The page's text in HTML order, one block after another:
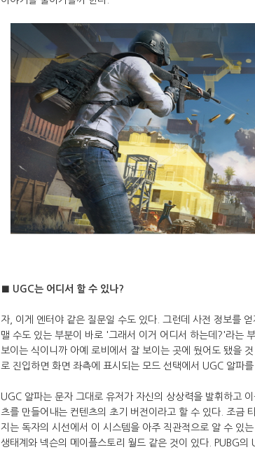
■ UGC는 어디서 할 수 있나?
자, 이게 엔터야 같은 질문일 수도 있다. 그런데 사전 정보를
맬 수도 있는 부분이 바로 '그래서 이거 어디서 하는데?'라는
보이는 식이니까 아예 로비에서 잘 보이는 곳에 뒀어도 됐을
로 진입하면 화면 좌측에 표시되는 모드 선택에서 UGC 알파를
UGC 알파는 문자 그대로 유저가 자신의 상상력을 발휘하고
츠를 만들어내는 컨텐츠의 초기 버전이라고 할 수 있다. 조금
지는 독자의 시선에서 이 시스템을 아주 직관적으로 알 수 있
생태계와 넥슨의 메이플스토리 월드 같은 것이 있다. PUBG의